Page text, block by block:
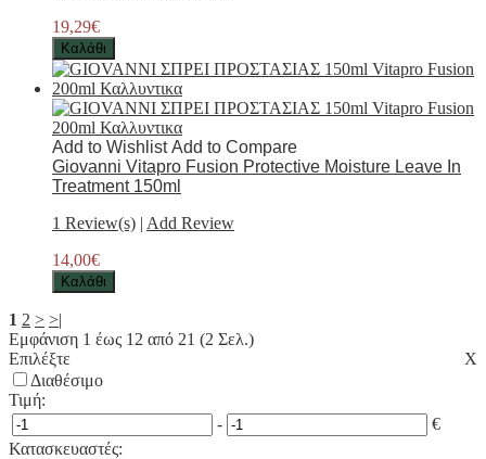
19,29€
Καλάθι
Add to Wishlist Add to Compare
Giovanni Vitapro Fusion Protective Moisture Leave In
Treatment 150ml
1 Review(s) | Add Review
14,00€
Καλάθι
1 2 > >|
Εμφάνιση 1 έως 12 από 21 (2 Σελ.)
Επιλέξτε
Χ
Διαθέσιμο
Τιμή:
-
€
Κατασκευαστές: